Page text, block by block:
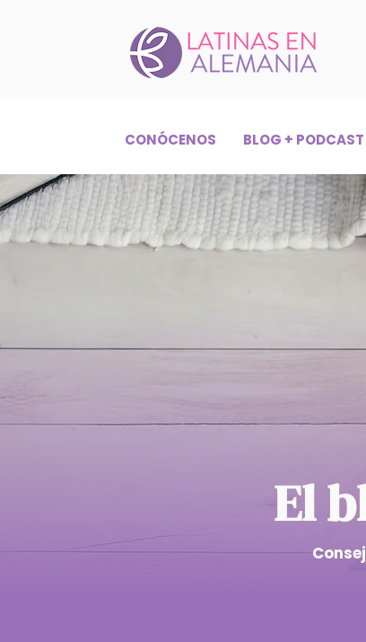
CONÓCENOS BLOG + PODCAST
El